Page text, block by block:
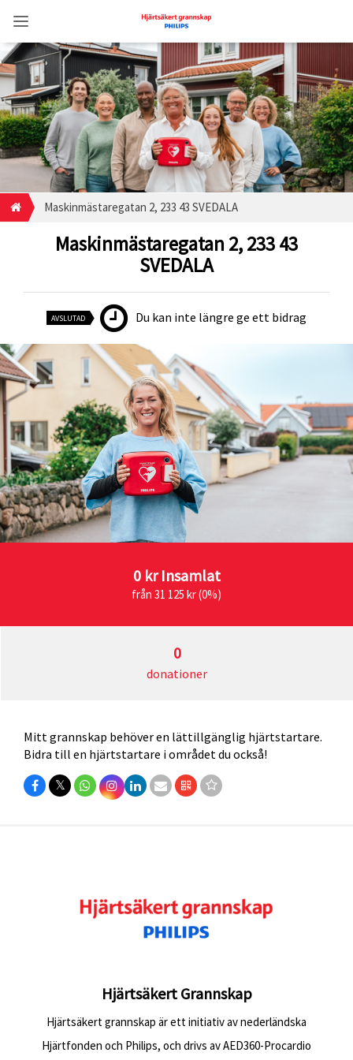
Maskinmästaregatan 2, 233 43 SVEDALA
Maskinmästaregatan 2, 233 43
SVEDALA
AVSLUTAD Du kan inte längre ge ett bidrag
0 krInsamlat
från 31 125 kr (0%)
0
donationer
Mitt grannskap behöver en lättillgänglig hjärtstartare.
Bidra till en hjärtstartare i området du också!
𝕏
Hjärtsäkert Grannskap
Hjärtsäkert grannskap är ett initiativ av nederländska
Hjärtfonden och Philips, och drivs av AED360-Procardio